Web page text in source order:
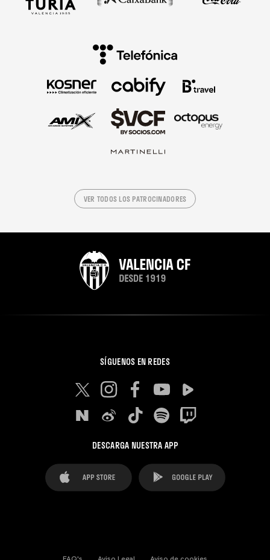
VER TODOS LOS PATROCINADORES
SÍGUENOS EN REDES
DESCARGA NUESTRA APP